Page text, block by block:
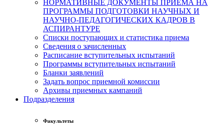
НОРМАТИВНЫЕ ДОКУМЕНТЫ ПРИЕМА НА
ПРОГРАММЫ ПОДГОТОВКИ НАУЧНЫХ И
НАУЧНО-ПЕДАГОГИЧЕСКИХ КАДРОВ В
АСПИРАНТУРЕ
Списки поступающих и статистика приема
Сведения о зачисленных
Расписание вступительных испытаний
Программы вступительных испытаний
Бланки заявлений
Задать вопрос приемной комиссии
Архивы приемных кампаний
Подразделения
Факультеты